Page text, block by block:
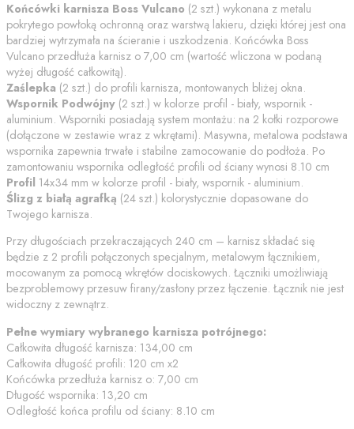
Końcówki karnisza Boss Vulcano (2 szt.) wykonana z metalu
pokrytego powłoką ochronną oraz warstwą lakieru, dzięki której jest ona
bardziej wytrzymała na ścieranie i uszkodzenia. Końcówka Boss
Vulcano przedłuża karnisz o 7,00 cm (wartość wliczona w podaną
wyżej długość całkowitą).
Zaślepka (2 szt.) do profili karnisza, montowanych bliżej okna.
Wspornik Podwójny (2 szt.) w kolorze profil - biały, wspornik -
aluminium. Wsporniki posiadają system montażu: na 2 kołki rozporowe
(dołączone w zestawie wraz z wkrętami). Masywna, metalowa podstawa
wspornika zapewnia trwałe i stabilne zamocowanie do podłoża. Po
zamontowaniu wspornika odległość profili od ściany wynosi 8.10 cm
Profil 14x34 mm w kolorze profil - biały, wspornik - aluminium.
Ślizg z białą agrafką (24 szt.) kolorystycznie dopasowane do
Twojego karnisza.
Przy długościach przekraczających 240 cm – karnisz składać się
będzie z 2 profili połączonych specjalnym, metalowym łącznikiem,
mocowanym za pomocą wkrętów dociskowych. Łączniki umożliwiają
bezproblemowy przesuw firany/zasłony przez łączenie. Łącznik nie jest
widoczny z zewnątrz.
Pełne wymiary wybranego karnisza potrójnego:
Całkowita długość karnisza: 134,00 cm
Całkowita długość profili: 120 cm x2
Końcówka przedłuża karnisz o: 7,00 cm
Długość wspornika: 13,20 cm
Odległość końca profilu od ściany: 8.10 cm